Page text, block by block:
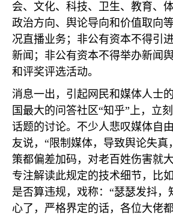
会、文化、科技、卫生、教育、
政治方向、舆论导向和价值取向
况直播业务；非公有资本不得引
新闻；非公有资本不得举办新闻
和评奖评选活动。
消息一出，引起网民和媒体人士
国最大的问答社区“知乎”上，立
话题的讨论。不少人悲叹媒体自
友说，“限制媒体，导致舆论失真
策都偏差加码，对老百姓伤害就
专注解读此规定的技术细节，比
是否算违规，戏称：“瑟瑟发抖，
心了，严格界定的话，各位大佬